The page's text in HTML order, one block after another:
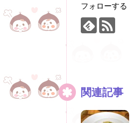
フォローする
関連記事